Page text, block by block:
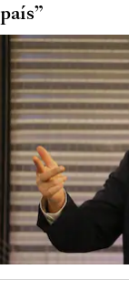
país”